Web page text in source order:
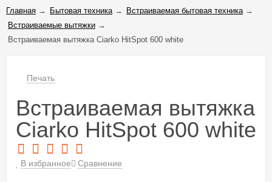
Главная → Бытовая техника→ Встраиваемая бытовая техника→
Встраиваемые вытяжки →
Встраиваемая вытяжка Ciarko HitSpot 600 white
Печать
Встраиваемая вытяжка
Ciarko HitSpot 600 white
В избранное Сравнение